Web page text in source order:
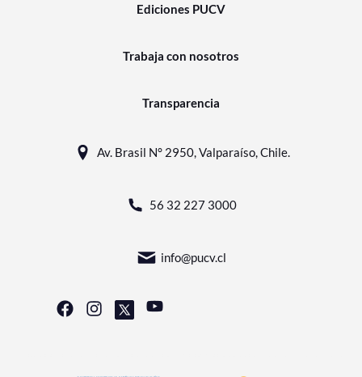
Ediciones PUCV
Trabaja con nosotros
Transparencia
Av. Brasil N° 2950, Valparaíso, Chile.
56 32 227 3000
info@pucv.cl